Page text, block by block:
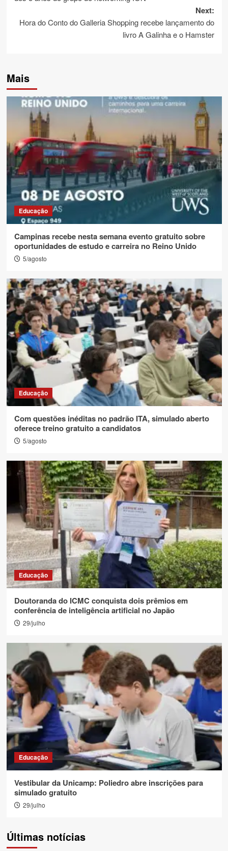
Next:
Hora do Conto do Galleria Shopping recebe lançamento do
livro A Galinha e o Hamster
Mais
Educação
Campinas recebe nesta semana evento gratuito sobre
oportunidades de estudo e carreira no Reino Unido
5/agosto
Educação
Com questões inéditas no padrão ITA, simulado aberto
oferece treino gratuito a candidatos
5/agosto
Educação
Doutoranda do ICMC conquista dois prêmios em
conferência de inteligência artificial no Japão
29/julho
Educação
Vestibular da Unicamp: Poliedro abre inscrições para
simulado gratuito
29/julho
Últimas notícias